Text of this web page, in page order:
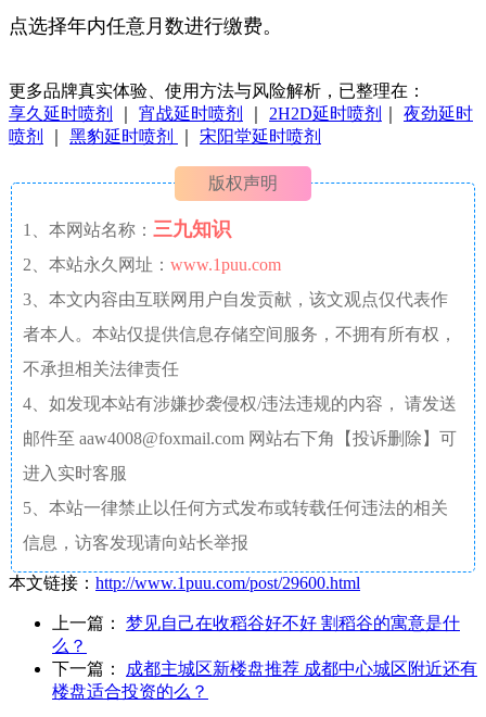
点选择年内任意月数进行缴费。
更多品牌真实体验、使用方法与风险解析，已整理在：
享久延时喷剂
宵战延时喷剂 2H2D延时喷剂
夜劲延时
喷剂
黑豹延时喷剂 宋阳堂延时喷剂
版权声明
1、本网站名称： 三九知识
2、本站永久网址： www.1puu.com
3、本文内容由互联网用户自发贡献，该文观点仅代表作
者本人。本站仅提供信息存储空间服务，不拥有所有权，
不承担相关法律责任
4、如发现本站有涉嫌抄袭侵权/违法违规的内容， 请发送
邮件至 aaw4008@foxmail.com 网站右下角【投诉删除】可
进入实时客服
5、本站一律禁止以任何方式发布或转载任何违法的相关
信息，访客发现请向站长举报
本文链接： http://www.1puu.com/post/29600.html
上一篇： 梦见自己在收稻谷好不好 割稻谷的寓意是什
么？
下一篇：
成都主城区新楼盘推荐 成都中心城区附近还有
楼盘适合投资的么？